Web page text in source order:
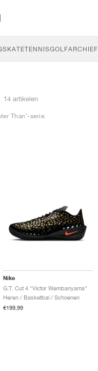
SKATETENNISGOLFARCHIEF
14 artikelen
Than’-serie.
Nike
G.T. Cut 4 "Victor Wembanyama"
Heren / Basketbal / Schoenen
€199,99